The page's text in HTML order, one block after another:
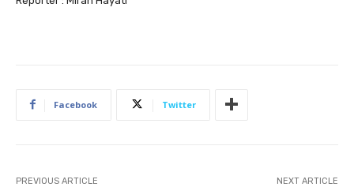
Facebook Twitter
PREVIOUS ARTICLE NEXT ARTICLE